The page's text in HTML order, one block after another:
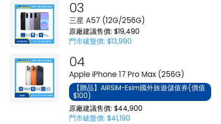
三星 A57 (12G/256G)
原廠建議售價: $19,490
門市破盤價: $13,990
Apple iPhone 17 Pro Max (256G)
【贈品】AIRSIM-Esim國外旅遊儲值券(價值
$100)
原廠建議售價: $44,900
門市破盤價: $41,190